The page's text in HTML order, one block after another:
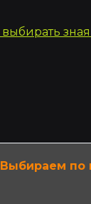
Выбираем по